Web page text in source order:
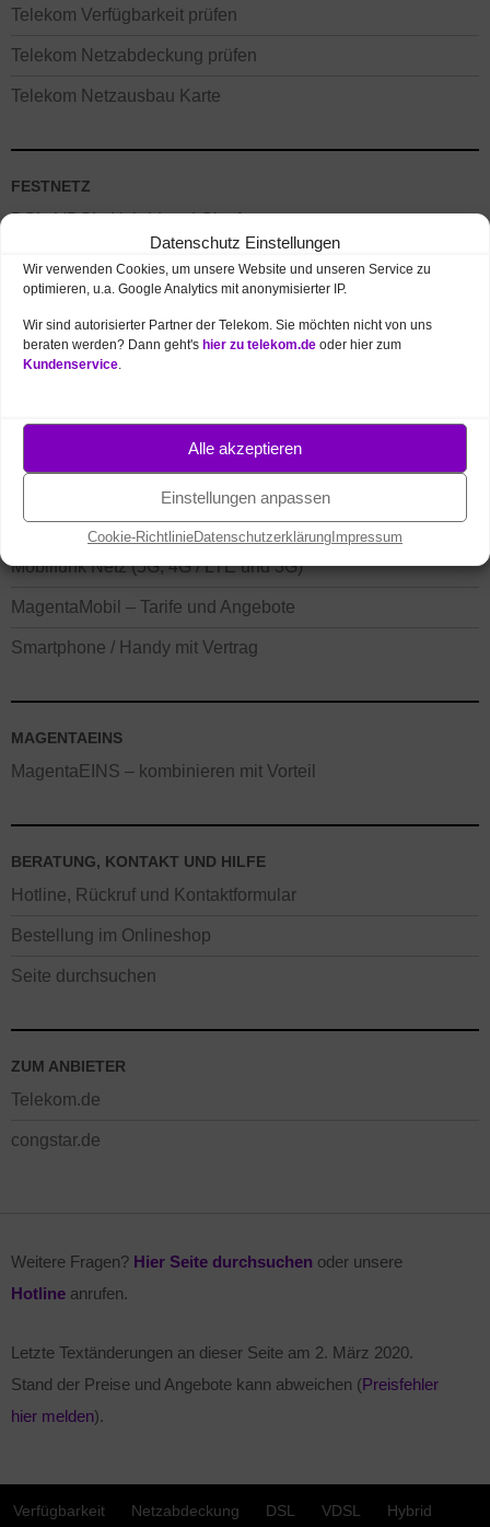
Datenschutz Einstellungen
Wir verwenden Cookies, um unsere Website und unseren Service zu
optimieren, u.a. Google Analytics mit anonymisierter IP.
Wir sind autorisierter Partner der Telekom. Sie möchten nicht von uns
beraten werden? Dann geht's hier zu telekom.de oder hier zum
Kundenservice.
Alle akzeptieren
Einstellungen anpassen
Cookie-RichtlinieDatenschutzerklärung Impressum
Telekom Verfügbarkeit prüfen
Telekom Netzabdeckung prüfen
Telekom Netzausbau Karte
FESTNETZ
DSL, VDSL, Hybrid und Glasfaser
MagentaZuhause – Internet & Telefon
MagentaTV – Fernsehen, Serien, Filme
MOBILFUNK
Mobilfunk Netz (5G, 4G / LTE und 3G)
MagentaMobil – Tarife und Angebote
Smartphone / Handy mit Vertrag
MAGENTAEINS
MagentaEINS – kombinieren mit Vorteil
BERATUNG, KONTAKT UND HILFE
Hotline, Rückruf und Kontaktformular
Bestellung im Onlineshop
Seite durchsuchen
ZUM ANBIETER
Telekom.de
congstar.de
Weitere Fragen? Hier Seite durchsuchen oder unsere
Hotline anrufen.
Letzte Textänderungen an dieser Seite am 2. März 2020.
Stand der Preise und Angebote kann abweichen (Preisfehler
hier melden).
Verfügbarkeit Netzabdeckung DSL VDSL Hybrid